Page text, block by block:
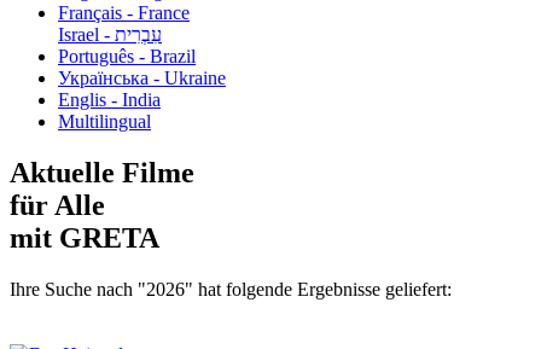
Français - France
עִבְרִית - Israel
Português - Brazil
Українська - Ukraine
Englis - India
Multilingual
Aktuelle Filme
für Alle
mit GRETA
Ihre Suche nach "2026" hat folgende Ergebnisse geliefert: